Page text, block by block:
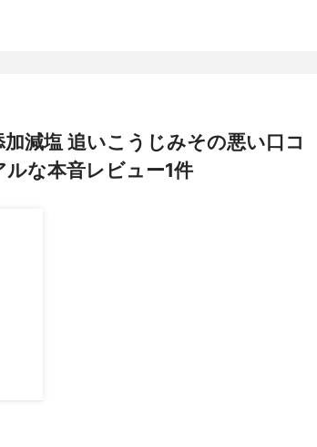
減塩 追いこうじみその悪い口コ
ルな本音レビュー1件